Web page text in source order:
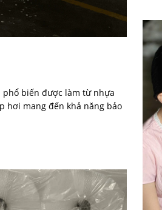
phổ biến được làm từ nhựa
hơi mang đến khả năng bảo